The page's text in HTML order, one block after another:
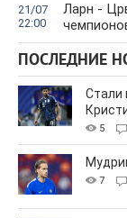
21/07
22:00
Ларн -
ПОСЛЕДНИЕ
Стали
5
7